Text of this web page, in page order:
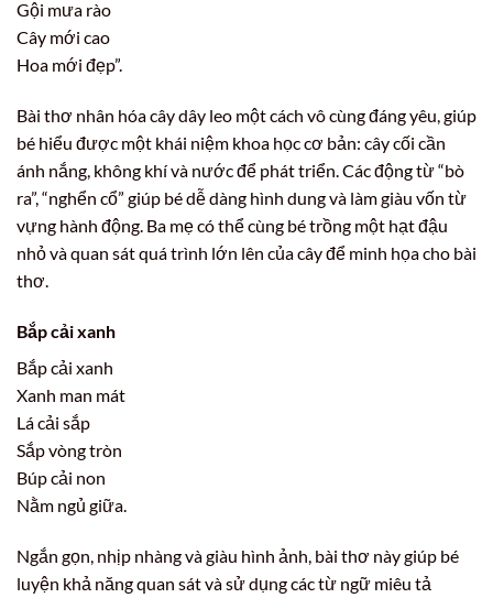
Gội mưa rào
Cây mới cao
Hoa mới đẹp”.
Bài thơ nhân hóa cây dây leo một cách vô cùng đáng yêu, giúp
bé hiểu được một khái niệm khoa học cơ bản: cây cối cần
ánh nắng, không khí và nước để phát triển. Các động từ “bò
ra”, “nghển cổ” giúp bé dễ dàng hình dung và làm giàu vốn từ
vựng hành động. Ba mẹ có thể cùng bé trồng một hạt đậu
nhỏ và quan sát quá trình lớn lên của cây để minh họa cho bài
thơ.
Bắp cải xanh
Bắp cải xanh
Xanh man mát
Lá cải sắp
Sắp vòng tròn
Búp cải non
Nằm ngủ giữa.
Ngắn gọn, nhịp nhàng và giàu hình ảnh, bài thơ này giúp bé
luyện khả năng quan sát và sử dụng các từ ngữ miêu tả